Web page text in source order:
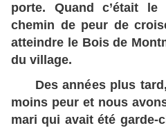
porte. Quand c’était
chemin de peur de
atteindre le Bois de
du village.
Des années plus tard,
moins peur et nous
mari qui avait été garde-